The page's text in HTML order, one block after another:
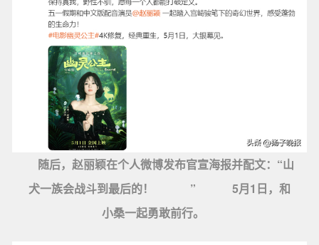
随后，赵丽颖在个人微博发布官宣海报并配文：“山
犬一族会战斗到最后的！
”
5月1日，和
小桑一起勇敢前行。